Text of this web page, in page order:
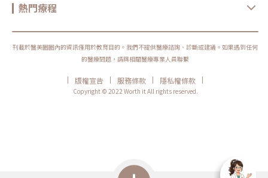
熱門療程
刊載於醫美圈圈內的資訊僅用於教育目的。我們不提供醫療諮詢、診斷或建議。如果遇到任何
的醫療問題，請與相關醫療專業人員聯繫
| 版權宣告 | 服務條款 | 隱私權條款
|
Copyright © 2022 Worth it All rights reserved.